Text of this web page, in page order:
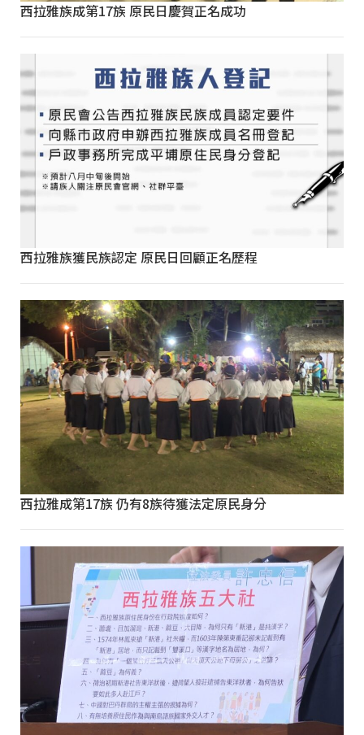
西拉雅族成第17族 原民日慶賀正名成功
西拉雅族獲民族認定 原民日回顧正名歷程
西拉雅成第17族 仍有8族待獲法定原民身分